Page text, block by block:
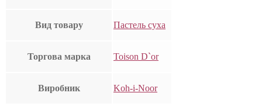
Вид товару Пастель суха
Торгова марка Toison D`or
Виробник Koh-i-Noor